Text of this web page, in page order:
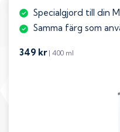
Specialgjord till din
Samma färg som
349 kr| 400 ml